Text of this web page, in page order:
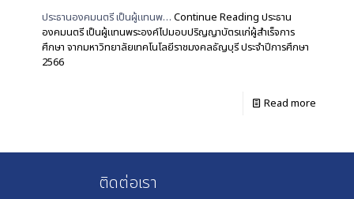
ประธานองคมนตรี เป็นผู้แทนพ… Continue Reading ประธาน
องคมนตรี เป็นผู้แทนพระองค์ไปมอบปริญญาบัตรแก่ผู้สำเร็จการ
ศึกษา จากมหาวิทยาลัยเทคโนโลยีราชมงคลธัญบุรี ประจำปีการศึกษา
2566
Read more
ติดต่อเรา